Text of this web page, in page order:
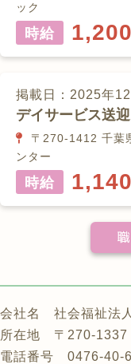
ック
時給 1,200
掲載日：2025年12
デイサービス送
〒270-1412 千葉
ンター
時給 1,140
会社名 社会福祉法
所在地 〒270-
電話番号 0476-40-